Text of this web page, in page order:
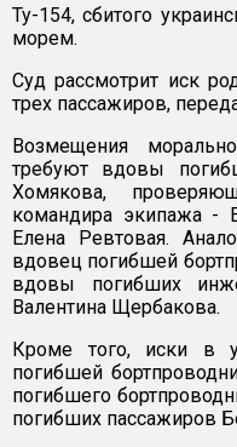
Ту-154, сбитого
морем.
Суд рассмотрит иск
трех пассажиров,
Возмещения
требуют вдовы
Хомякова,
командира экипажа -
Елена Ревтовая.
вдовец погибшей
вдовы погибших
Валентина Щербакова.
Кроме того, иски в
погибшей
погибшего
погибших пассажиров